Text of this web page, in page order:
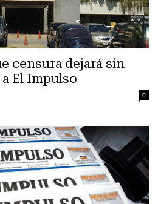
censura dejará sin
El Impulso
0